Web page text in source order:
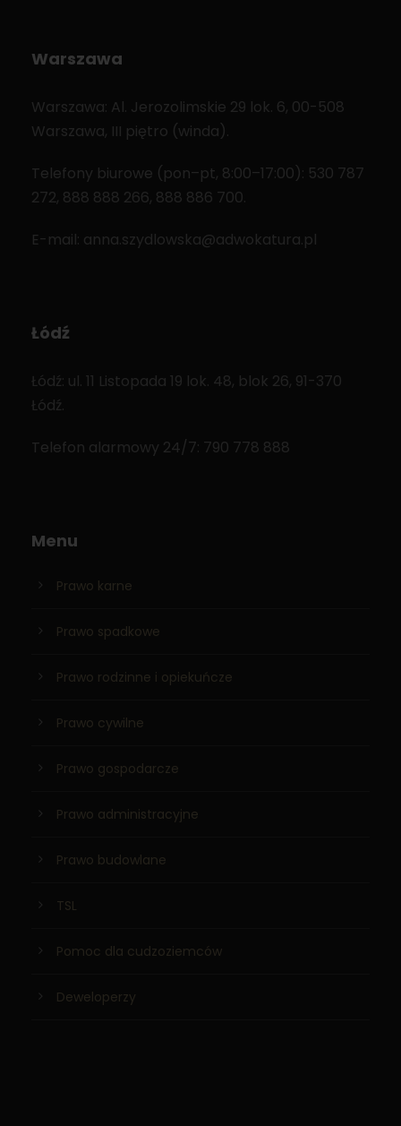
Warszawa
Warszawa: Al. Jerozolimskie 29 lok. 6, 00-508
Warszawa, III piętro (winda).
Telefony biurowe (pon–pt, 8:00–17:00): 530 787
272, 888 888 266, 888 886 700.
E-mail: anna.szydlowska@adwokatura.pl
Łódź
Łódź: ul. 11 Listopada 19 lok. 48, blok 26, 91-370
Łódź.
Telefon alarmowy 24/7: 790 778 888
Menu
Prawo karne
Prawo spadkowe
Prawo rodzinne i opiekuńcze
Prawo cywilne
Prawo gospodarcze
Prawo administracyjne
Prawo budowlane
TSL
Pomoc dla cudzoziemców
Deweloperzy